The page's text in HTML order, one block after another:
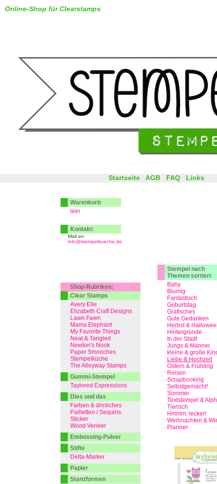
Online-Shop für Clearstamps
Stempel nach
Themen sortiert
Baby
Blumig
Fantastisch
Geburtstag
Grafisches
Gute Gedanken
Herbst &
Hintergründe
In der Stadt
Jungs & Männer
kleine & große
Liebe & Hochzeit
Ostern & Frühling
Reisen
Scrapbooking
Selbstgemacht!
Sommer
Textstempel &
Tierisch
Hmmm, lecker!
Weihnachten &
Planner
Startseite AGB FAQ Links
Warenkorb
leer
Kontakt:
Mail an:
info@stempelkueche.de
Shop-Rubriken:
Clear Stamps
Avery Elle
Elizabeth Craft Designs
Lawn Fawn
Mama Elephant
My Favorite Things
Neat & Tangled
Newton's Nook
Paper Smooches
Stempelküche
The Alleyway Stamps
Gummi-Stempel
Taylored Expressions
Dies und das
Farben & ähnliches
Pailletten / Sequins
Sticker
Wood Veneer
Embossing-Pulver
Stifte
Delta-Marker
Papier
Stanzformen